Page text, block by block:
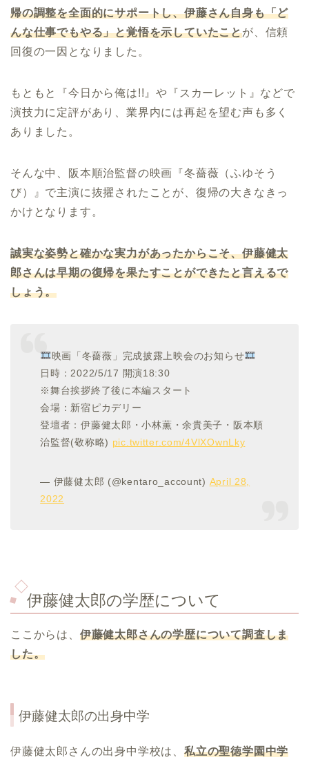
帰の調整を全面的にサポートし、伊藤さん自身も「ど
んな仕事でもやる」と覚悟を示していたことが、信頼
回復の一因となりました。
もともと『今日から俺は!!』や『スカーレット』などで
演技力に定評があり、業界内には再起を望む声も多く
ありました。
そんな中、阪本順治監督の映画『冬薔薇（ふゆそう
び）』で主演に抜擢されたことが、復帰の大きなきっ
かけとなります。
誠実な姿勢と確かな実力があったからこそ、伊藤健太
郎さんは早期の復帰を果たすことができたと言えるで
しょう。
映画「冬薔薇」完成披露上映会のお知らせ
日時：2022/5/17 開演18:30
※舞台挨拶終了後に本編スタート
会場：新宿ピカデリー
登壇者：伊藤健太郎・小林薫・余貴美子・阪本順
治監督(敬称略) pic.twitter.com/4VlXOwnLky
— 伊藤健太郎 (@kentaro_account) April 28,
2022
伊藤健太郎の学歴について
ここからは、 伊藤健太郎さんの学歴について調査しま
した。
伊藤健太郎の出身中学
伊藤健太郎さんの出身中学校は、 私立の聖徳学園中学